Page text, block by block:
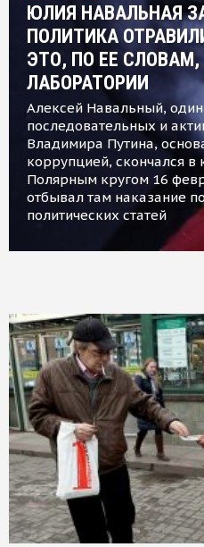
ЮЛИЯ НАВАЛЬНАЯ
ПОЛИТИКА
ЭТО, ПО ЕЕ
ЛАБОРАТОРИИ
Алексей Навальный,
последовательных и
Владимира Путина,
коррупцией, скончался в
Полярным кругом 16
отбывал там наказание
политических статей